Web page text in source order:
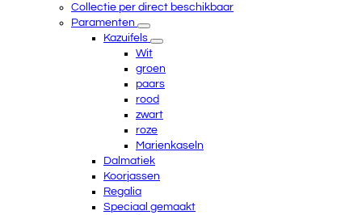
Collectie per direct beschikbaar
Paramenten
Kazuifels
Wit
groen
paars
rood
zwart
roze
Marienkaseln
Dalmatiek
Koorjassen
Regalia
Speciaal gemaakt